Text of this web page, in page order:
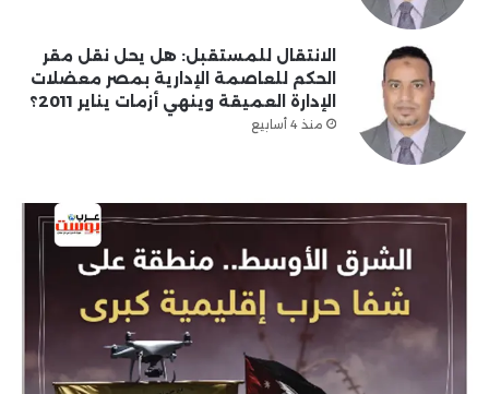
الانتقال للمستقبل: هل يحل نقل مقر
الحكم للعاصمة الإدارية بمصر معضلات
الإدارة العميقة وينهي أزمات يناير 2011؟
منذ 4 أسابيع